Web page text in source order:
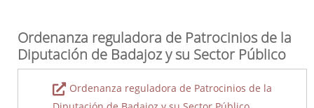
Ordenanza reguladora de Patrocinios de la
Diputación de Badajoz y su Sector Público
Ordenanza reguladora de Patrocinios de la